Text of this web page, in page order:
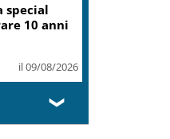
special
10 anni
il 09/08/2026
❯